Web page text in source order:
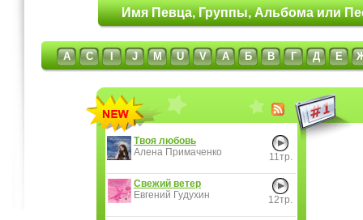
Имя Певца, Группы, Альбома или
A C I J M U V А Б В Г Д Е
Твоя любовь
Алена Примаченко
11тр.
Свежий ветер
Евгений Гудухин
12тр.